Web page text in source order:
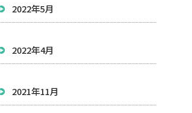
2022年5月
2022年4月
2021年11月